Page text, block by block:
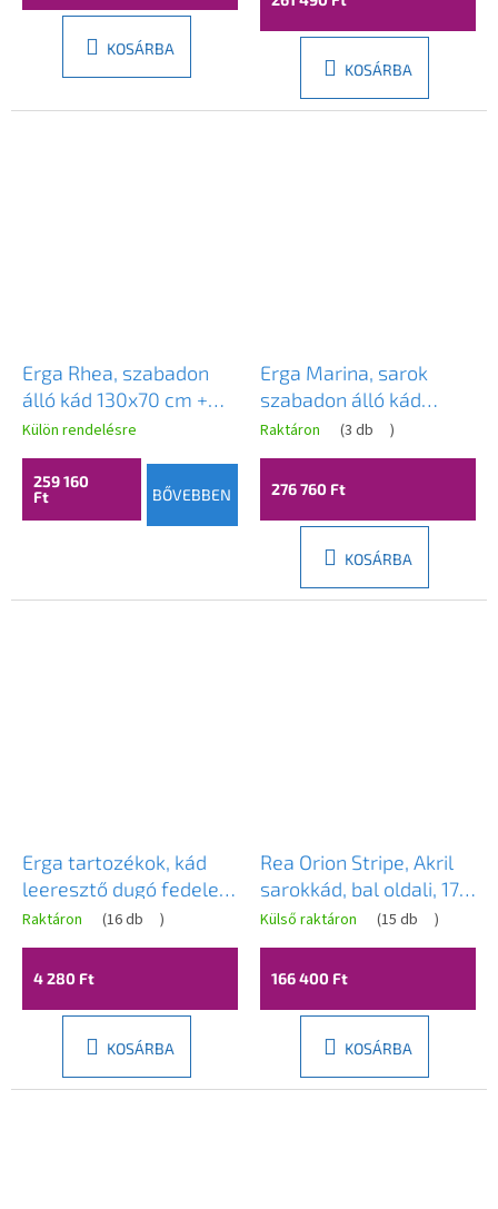
KOSÁRBA
KOSÁRBA
Erga Rhea, szabadon
álló kád 130x70 cm +
lefolyódugó, fényes
fehér, ERG-RHEA-
130070-WH-WH
Külön rendelésre
259 160
Ft
BŐVEBBEN
Erga Marina, sarok
szabadon álló kád
150x75 cm +
lefolyódugó, jobb oldali,
fényes fehér, ERG-
Raktáron (3 db )
276 760 Ft
KOSÁRBA
Erga tartozékok, kád
leeresztő dugó fedele,
arany fényes, ERG-ND-
7900-GD
Raktáron (16 db )
4 280 Ft
KOSÁRBA
Rea Orion Stripe, Akril
sarokkád, bal oldali, 170
cm, REA-W0073
Külső raktáron (15 db )
166 400 Ft
KOSÁRBA